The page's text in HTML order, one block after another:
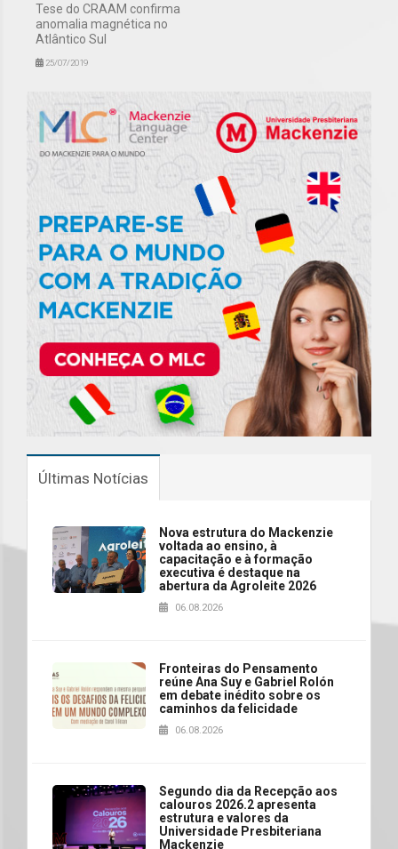
Tese do CRAAM confirma
anomalia magnética no
Atlântico Sul
25/07/2019
Últimas Notícias
Nova estrutura do Mackenzie
voltada ao ensino, à
capacitação e à formação
executiva é destaque na
abertura da Agroleite 2026
06.08.2026
Fronteiras do Pensamento
reúne Ana Suy e Gabriel Rolón
em debate inédito sobre os
caminhos da felicidade
06.08.2026
Segundo dia da Recepção aos
calouros 2026.2 apresenta
estrutura e valores da
Universidade Presbiteriana
Mackenzie